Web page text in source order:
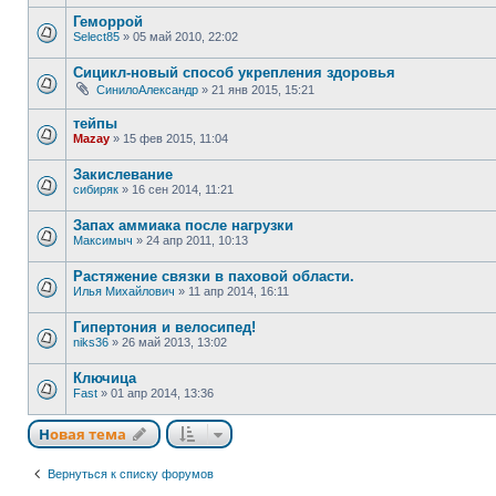
Геморрой
Select85 » 05 май 2010, 22:02
Сицикл-новый способ укрепления здоровья
СинилоАлександр » 21 янв 2015, 15:21
тейпы
Mazay » 15 фев 2015, 11:04
Закислевание
сибиряк » 16 сен 2014, 11:21
Запах аммиака после нагрузки
Максимыч » 24 апр 2011, 10:13
Растяжение связки в паховой области.
Илья Михайлович » 11 апр 2014, 16:11
Гипертония и велосипед!
niks36 » 26 май 2013, 13:02
Ключица
Fast » 01 апр 2014, 13:36
Новая тема
Вернуться к списку форумов